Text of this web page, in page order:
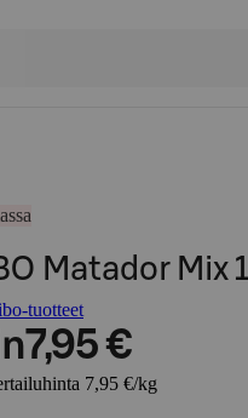
Matador Mix
tuotteet
7,95 €
7,95 €/kg